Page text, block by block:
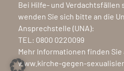
Bei Hilfe- und Verdachtsfällen
wenden Sie sich bitte an die
Ansprechstelle (UNA):
TEL: 0800 0220099
Mehr Informationen finden Sie
www.kirche-gegen-